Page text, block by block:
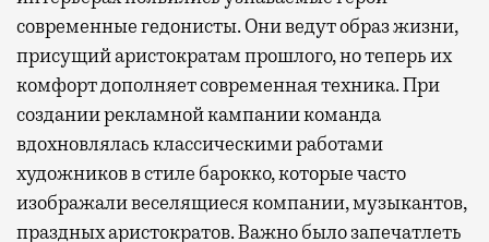
современные гедонисты. Они ведут образ жизни,
присущий аристократам прошлого, но теперь их
комфорт дополняет современная техника. При
создании рекламной кампании команда
вдохновлялась классическими работами
художников в стиле барокко, которые часто
изображали веселящиеся компании, музыкантов,
праздных аристократов. Важно было запечатлеть